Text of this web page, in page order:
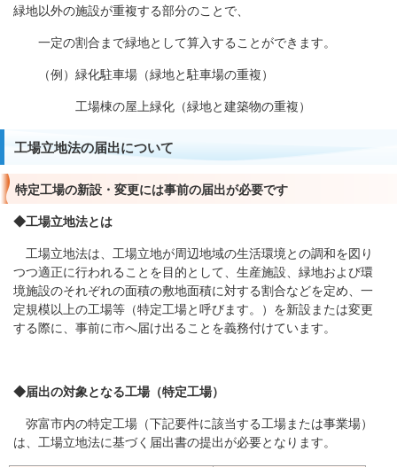
緑地以外の施設が重複する部分のことで、
一定の割合まで緑地として算入することができます。
（例）緑化駐車場（緑地と駐車場の重複）
工場棟の屋上緑化（緑地と建築物の重複）
工場立地法の届出について
特定工場の新設・変更には事前の届出が必要です
◆工場立地法とは
工場立地法は、工場立地が周辺地域の生活環境との調和を図り
つつ適正に行われることを目的として、生産施設、緑地および環
境施設のそれぞれの面積の敷地面積に対する割合などを定め、一
定規模以上の工場等（特定工場と呼びます。）を新設または変更
する際に、事前に市へ届け出ることを義務付けています。
◆届出の対象となる工場（特定工場）
弥富市内の特定工場（下記要件に該当する工場または事業場）
は、工場立地法に基づく届出書の提出が必要となります。